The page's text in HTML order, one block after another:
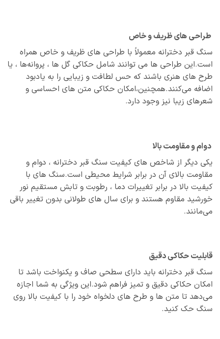
طراحی‌ های ظریف و خاص
سنگ قبر دخترانه معمولاً با طراحی‌ های ظریف و خاص همراه
است.این طراحی‌ ها می‌ توانند شامل حکاکی گل‌ ها ، پروانه‌ها ، یا
طرح‌ های هنری باشند که حس لطافت و زیبایی را به یادبود
اضافه می‌کنند.همچنین،امکان حکاکی متن‌ های احساسی و
شعرهای زیبا نیز وجود دارد.
دوام و مقاومت بالا
یکی دیگر از شاخص‌ های کیفیت سنگ قبر دخترانه ، دوام و
مقاومت بالای آن در برابر شرایط محیطی است.سنگ‌ های با
کیفیت بالا در برابر تغییرات دما ، رطوبت و تابش مستقیم نور
خورشید مقاوم هستند و برای سال‌ های طولانی بدون تغییر باقی
می‌مانند.
قابلیت حکاکی دقیق
سنگ قبر دخترانه باید دارای سطحی صاف و یکنواخت باشد تا
امکان حکاکی دقیق و تمیز فراهم شود.این ویژگی به شما اجازه
می‌دهد تا متن‌ ها و طرح‌ های دلخواه خود را با کیفیت بالا روی
سنگ حک کنید.